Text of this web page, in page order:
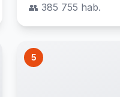
👥 385 755 hab.
5